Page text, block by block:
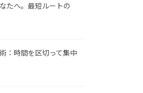
たへ。最短ルートの
：時間を区切って集中